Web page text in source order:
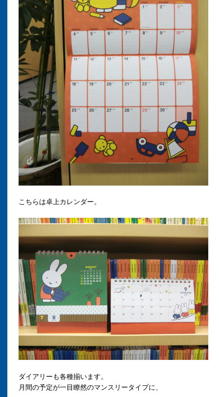
こちらは卓上カレンダー。
ダイアリーも各種揃います。
月間の予定が一目瞭然のマンスリータイプに、